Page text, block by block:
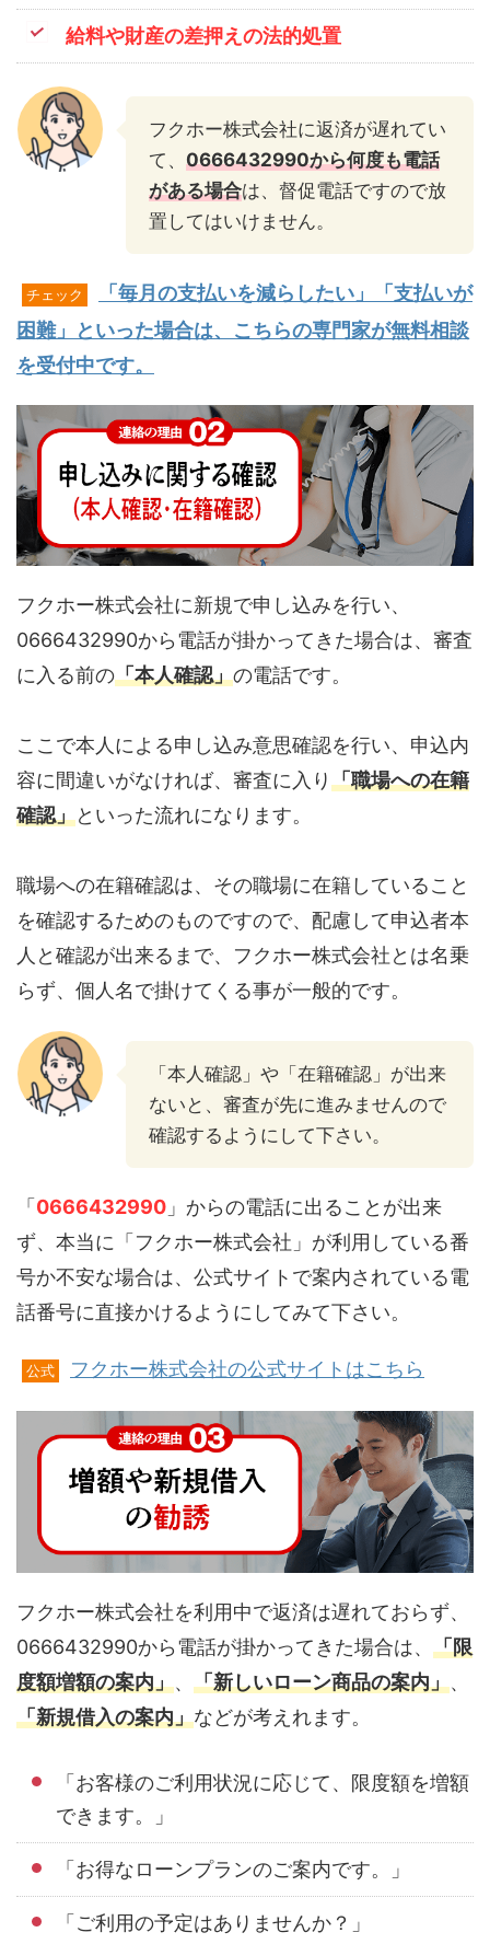
給料や財産の差押えの法的処置
フクホー株式会社に返済が遅れてい
て、 0666432990から何度も電話
がある場合は、督促電話ですので放
置してはいけません。
チェック
「毎月の支払いを減らしたい」「支払いが
困難」といった場合は、こちらの専門家が無料相談
を受付中です。
フクホー株式会社に新規で申し込みを行い、
0666432990から電話が掛かってきた場合は、審査
に入る前の「本人確認」の電話です。
ここで本人による申し込み意思確認を行い、申込内
容に間違いがなければ、審査に入り「職場への在籍
確認」といった流れになります。
職場への在籍確認は、その職場に在籍していること
を確認するためのものですので、配慮して申込者本
人と確認が出来るまで、フクホー株式会社とは名乗
らず、個人名で掛けてくる事が一般的です。
「本人確認」や「在籍確認」が出来
ないと、審査が先に進みませんので
確認するようにして下さい。
「 0666432990 」からの電話に出ることが出来
ず、本当に「フクホー株式会社」が利用している番
号か不安な場合は、公式サイトで案内されている電
話番号に直接かけるようにしてみて下さい。
公式 フクホー株式会社の公式サイトはこちら
フクホー株式会社を利用中で返済は遅れておらず、
0666432990から電話が掛かってきた場合は、 「限
度額増額の案内」、 「新しいローン商品の案内」、
「新規借入の案内」などが考えれます。
「お客様のご利用状況に応じて、限度額を増額
できます。」
「お得なローンプランのご案内です。」
「ご利用の予定はありませんか？」